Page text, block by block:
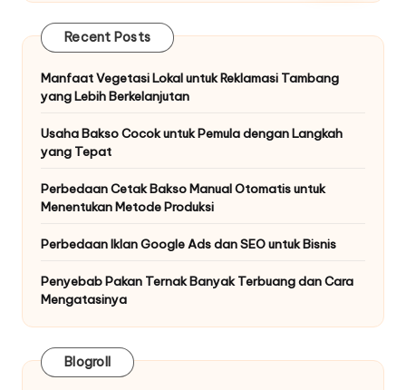
Recent Posts
Manfaat Vegetasi Lokal untuk Reklamasi Tambang
yang Lebih Berkelanjutan
Usaha Bakso Cocok untuk Pemula dengan Langkah
yang Tepat
Perbedaan Cetak Bakso Manual Otomatis untuk
Menentukan Metode Produksi
Perbedaan Iklan Google Ads dan SEO untuk Bisnis
Penyebab Pakan Ternak Banyak Terbuang dan Cara
Mengatasinya
Blogroll